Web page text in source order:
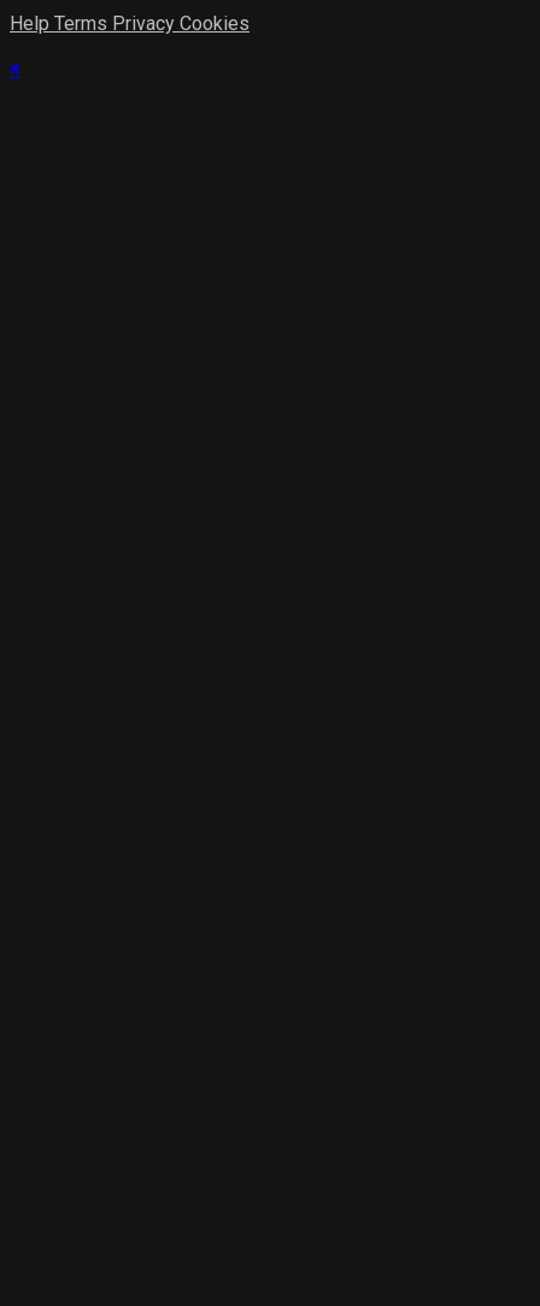
Help Terms Privacy Cookies
×